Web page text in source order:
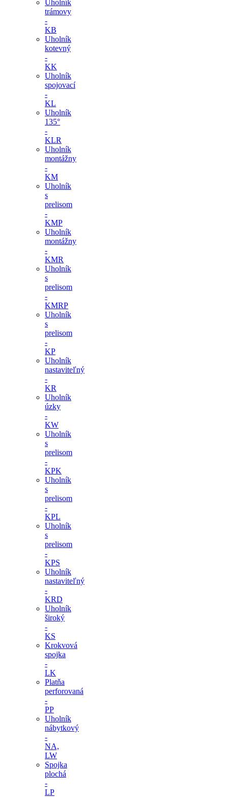
Uholník
trámovy
-
KB
Uholník
kotevný
-
KK
Uholník
spojovací
-
KL
Uholník
135°
-
KLR
Uholník
montážny
-
KM
Uholník
s
prelisom
-
KMP
Uholník
montážny
-
KMR
Uholník
s
prelisom
-
KMRP
Uholník
s
prelisom
-
KP
Uholník
nastaviteľný
-
KR
Uholník
úzky
-
KW
Uholník
s
prelisom
-
KPK
Uholník
s
prelisom
-
KPL
Uholník
s
prelisom
-
KPS
Uholník
nastaviteľný
-
KRD
Uholník
široký
-
KS
Krokvová
spojka
-
LK
Platňa
perforovaná
-
PP
Uholník
nábytkový
-
NA,
LW
Spojka
plochá
-
LP